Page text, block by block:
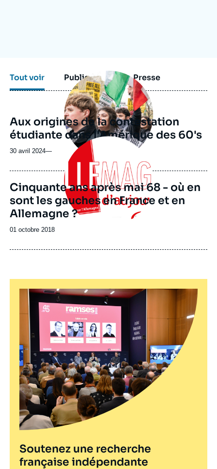
Tout voir Publications Presse
Image
principale
médiatique
Aux origines de la contestation
étudiante dans l'Amérique des 60's
30 avril 2024—
Image
principale
Cinquante ans après mai 68 - où en
sont les gauches en France et en
Allemagne ?
Date
publication
01 octobre 2018
Soutenez une recherche
française indépendante